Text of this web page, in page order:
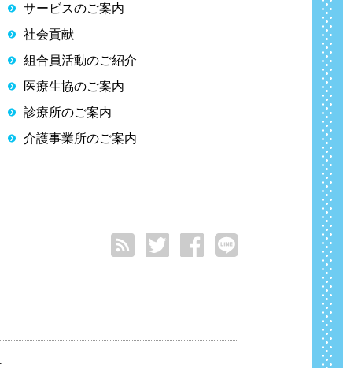
サービスのご案内
社会貢献
組合員活動のご紹介
医療生協のご案内
診療所のご案内
介護事業所のご案内